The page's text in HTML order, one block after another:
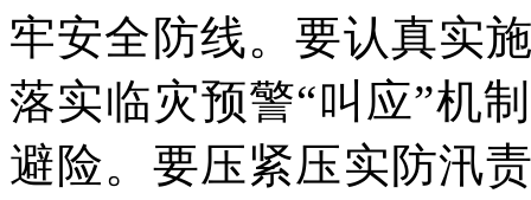
牢安全防线。要认真实
落实临灾预警“叫应”机
避险。要压紧压实防汛